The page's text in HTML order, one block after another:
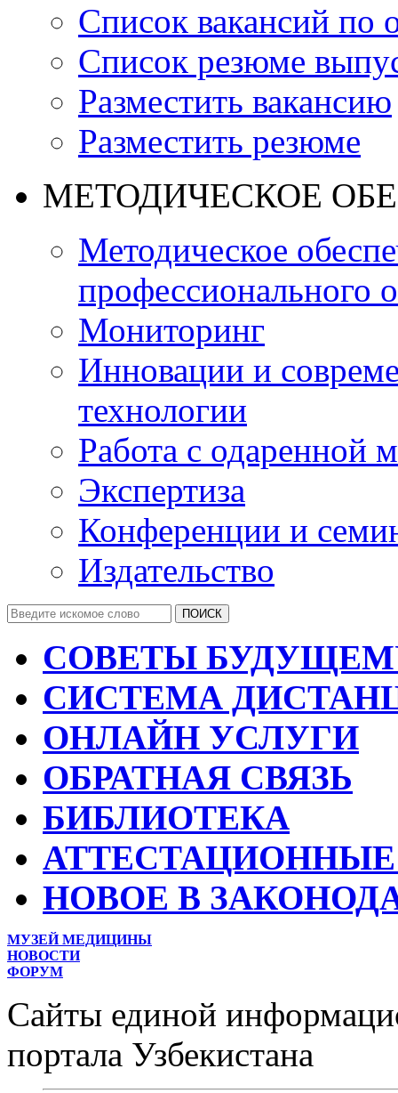
Список вакансий по
Список резюме
Разместить вакансию
Разместить резюме
МЕТОДИЧЕСКОЕ
Методическое
профессионального
Мониторинг
Инновации и
технологии
Работа с одаренной
Экспертиза
Конференции и
Издательство
СОВЕТЫ
СИСТЕМА
ОНЛАЙН УСЛУГИ
ОБРАТНАЯ СВЯЗЬ
БИБЛИОТЕКА
НОВОЕ В
МУЗЕЙ МЕДИЦИНЫ
НОВОСТИ
ФОРУМ
Сайты единой
портала Узбекистана